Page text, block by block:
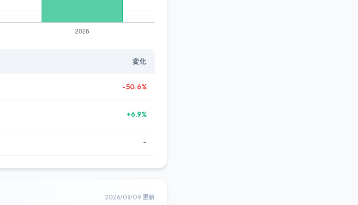
変化
-50.6%
+6.9%
-
2026/08/09 更新